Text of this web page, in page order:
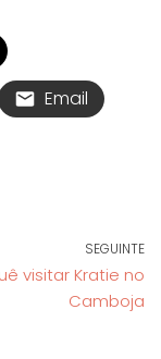
Email
SEGUINTE
visitar Kratie no
Camboja